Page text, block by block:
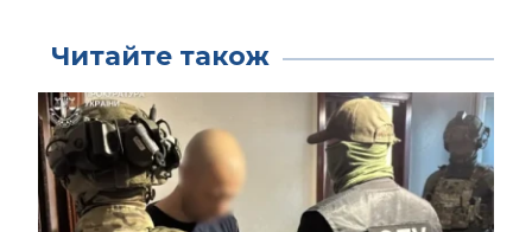
Читайте також